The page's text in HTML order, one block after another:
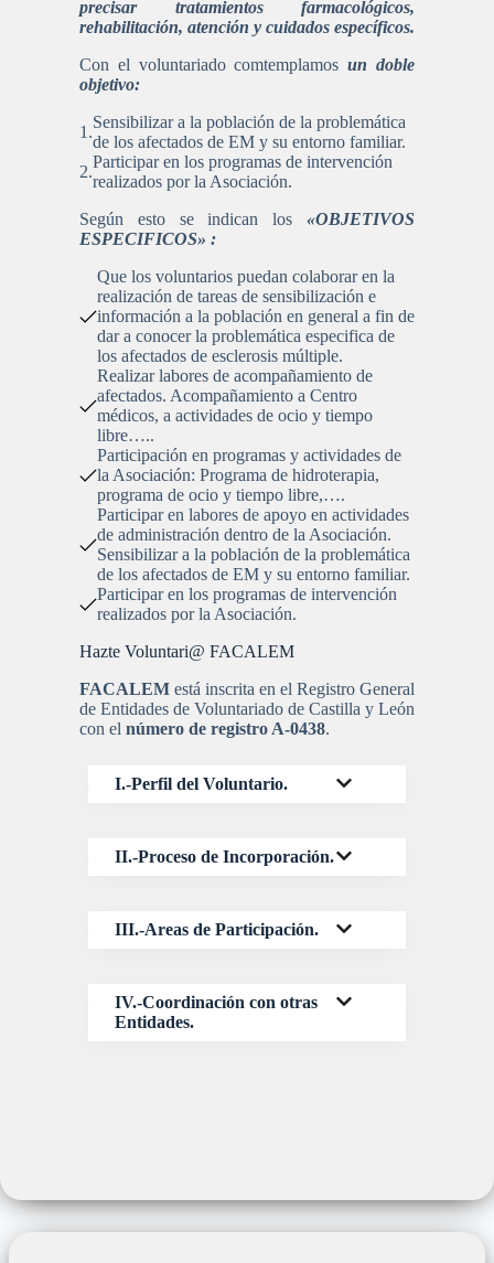
precisar tratamientos farmacológicos,
rehabilitación, atención y cuidados específicos.
Con el voluntariado comtemplamosun doble
objetivo:
Sensibilizar a la población de la problemática
de los afectados de EM y su entorno familiar.
Participar en los programas de intervención
realizados por la Asociación.
Según esto se indican los «OBJETIVOS
ESPECIFICOS» :
Que los voluntarios puedan colaborar en la
realización de tareas de sensibilización e
información a la población en general a fin de
dar a conocer la problemática especifica de
los afectados de esclerosis múltiple.
Realizar labores de acompañamiento de
afectados. Acompañamiento a Centro
médicos, a actividades de ocio y tiempo
libre…..
Participación en programas y actividades de
la Asociación: Programa de hidroterapia,
programa de ocio y tiempo libre,….
Participar en labores de apoyo en actividades
de administración dentro de la Asociación.
Sensibilizar a la población de la problemática
de los afectados de EM y su entorno familiar.
Participar en los programas de intervención
realizados por la Asociación.
Hazte Voluntari@ FACALEM
FACALEM está inscrita en el Registro General
de Entidades de Voluntariado de Castilla y León
con el número de registro A-0438.
I.-Perfil del Voluntario.
II.-Proceso de Incorporación.
III.-Areas de Participación.
IV.-Coordinación con otras
Entidades.